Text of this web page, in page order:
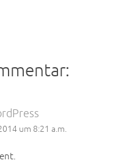
um 8:21 a.m.